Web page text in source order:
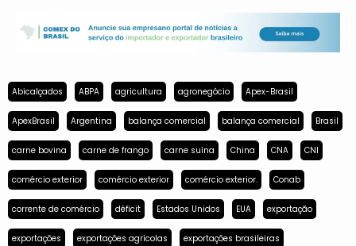
Abicalçados ABPA agricultura agronegócio Apex-Brasil
ApexBrasil Argentina balança comercial balança comercial Brasil
carne bovina carne de frango carne suína China CNA CNI
comércio exterior comércio exterior comércio exterior. Conab
corrente de comércio déficit Estados Unidos EUA exportação
exportações exportações agrícolas exportações brasileiras